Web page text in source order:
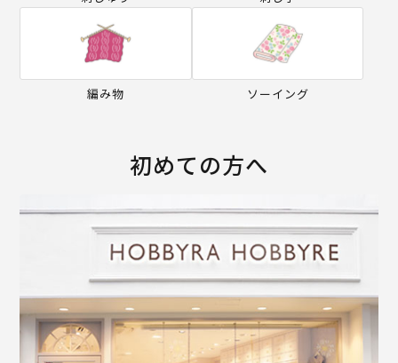
編み物 ソーイング
初めての方へ